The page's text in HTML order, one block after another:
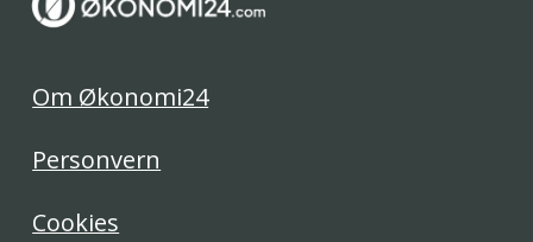
Om Økonomi24
Personvern
Cookies